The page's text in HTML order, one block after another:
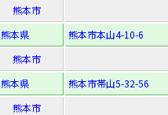
熊本市
熊本県
熊本市本山4-10-6
熊本市
熊本県
熊本市帯山5-32-56
熊本市